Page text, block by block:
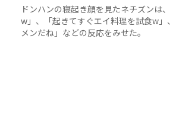
ドンハンの寝起き顔を見たネチズンは、
w」、「起きてすぐエイ料理を試食w」
メンだね」などの反応をみせた。